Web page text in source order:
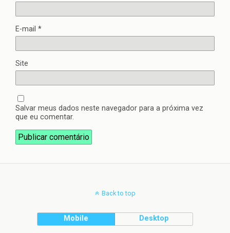
E-mail *
Site
Salvar meus dados neste navegador para a próxima vez
que eu comentar.
Back to top
Mobile Desktop